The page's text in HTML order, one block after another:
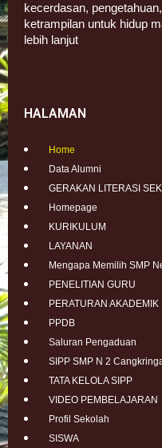
kecerdasan,
ketrampilan untuk hidup
lebih lanjut
HALAMAN
Home
Data Alumni
GERAKAN LITERASI
Homepage
KURIKULUM
LAYANAN
Mengapa Memilih SMP
PENELITIAN GURU
PERATURAN AKADEMIK
PPDB
Saluran Pengaduan
SIPP SMP N 2
TATA KELOLA SIPP
VIDEO PEMBELAJARAN
Profil Sekolah
SISWA